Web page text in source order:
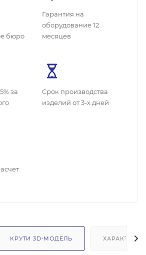
бюро
Гарантия на
оборудование 12
месяцев
за
Cрок производства
изделий от 3-х дней
КРУТИ 3D-МОДЕЛЬ